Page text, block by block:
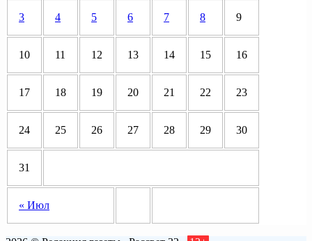
« Июл
3 4 5 6 7 8 9
10 11 12 13 14 15 16
17 18 19 20 21 22 23
24 25 26 27 28 29 30
31